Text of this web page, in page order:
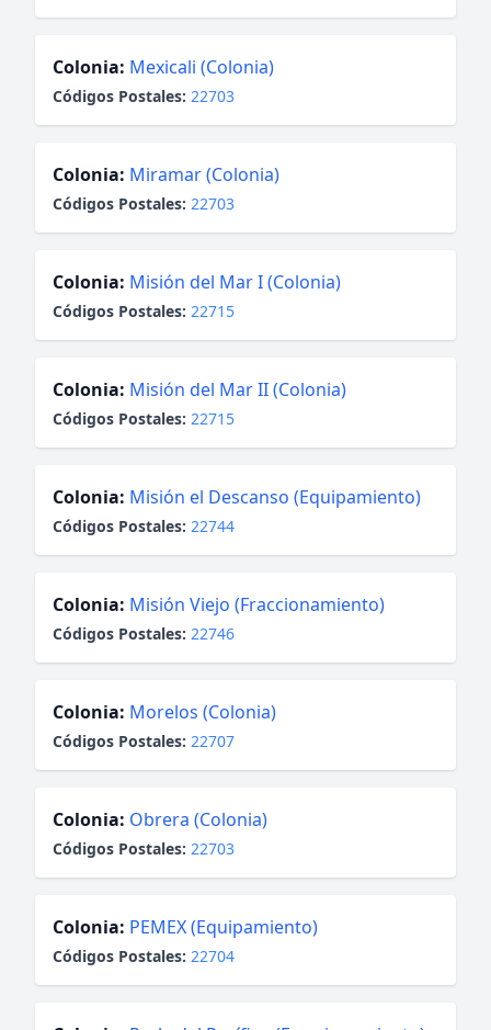
Colonia: Mexicali (Colonia)
Códigos Postales: 22703
Colonia: Miramar (Colonia)
Códigos Postales: 22703
Colonia: Misión del Mar I (Colonia)
Códigos Postales: 22715
Colonia: Misión del Mar II (Colonia)
Códigos Postales: 22715
Colonia: Misión el Descanso (Equipamiento)
Códigos Postales: 22744
Colonia: Misión Viejo (Fraccionamiento)
Códigos Postales: 22746
Colonia: Morelos (Colonia)
Códigos Postales: 22707
Colonia: Obrera (Colonia)
Códigos Postales: 22703
Colonia: PEMEX (Equipamiento)
Códigos Postales: 22704